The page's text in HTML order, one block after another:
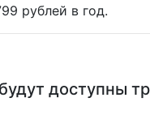
рублей в год.
доступны